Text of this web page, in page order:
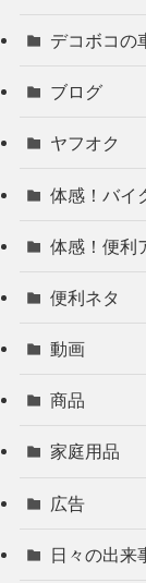
デコボコの
ブログ
ヤフオク
体感！バイ
体感！便利
便利ネタ
動画
商品
家庭用品
広告
日々の出来